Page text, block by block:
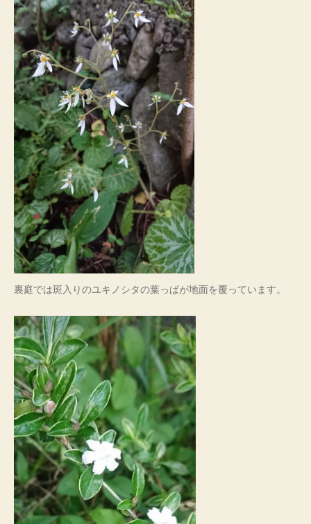
裏庭では斑入りのユキノシタの葉っぱが地面を覆っています。